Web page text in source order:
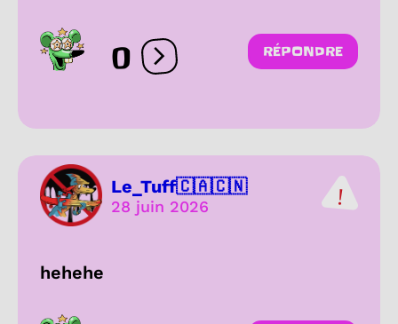
0 Ouvrir les réactions
RÉPONDRE
Le_Tuff🇨🇦🇨🇳
28 juin 2026
hehehe